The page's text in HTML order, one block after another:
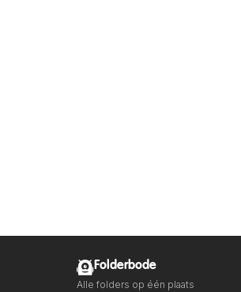
Folderbode
Alle folders op één plaats